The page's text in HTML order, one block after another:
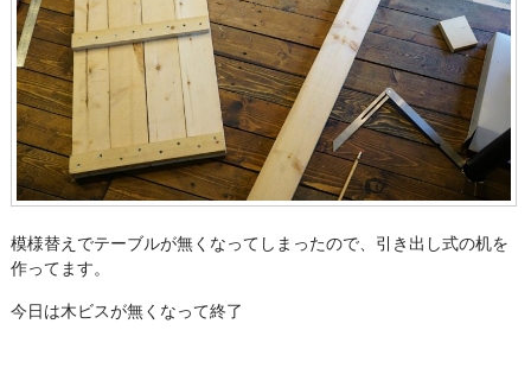
模様替えでテーブルが無くなってしまったので、引き出し式の机を
作ってます。
今日は木ビスが無くなって終了